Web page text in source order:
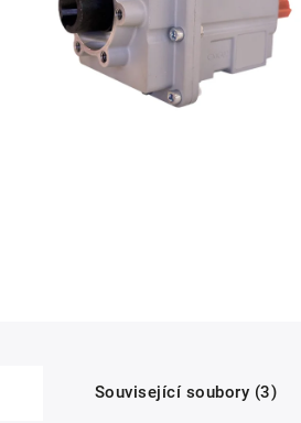
Související soubory (3)